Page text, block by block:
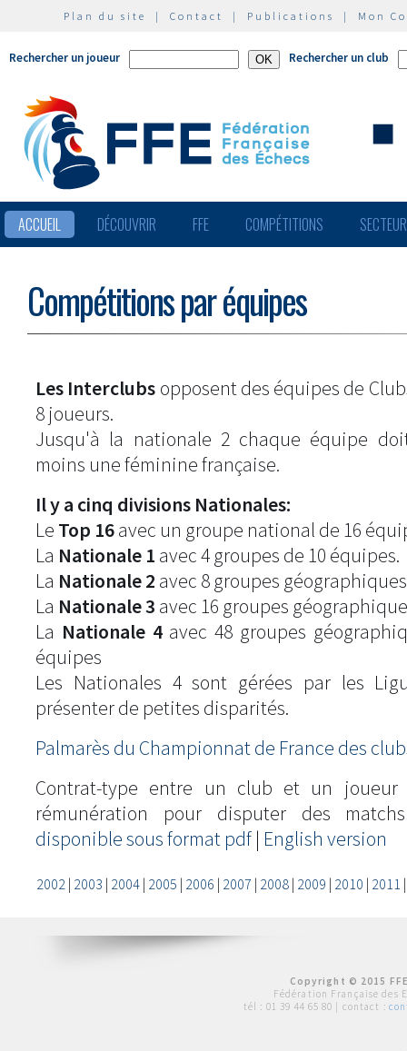
Plan du site | Contact | Publications | Mon
Rechercher un joueur Rechercher un club
ACCUEIL DÉCOUVRIR FFE COMPÉTITIONS
Compétitions par équipes
Les Interclubs opposent des équipes de
8 joueurs.
Jusqu'à la nationale 2 chaque équipe
moins une féminine française.
Il y a cinq divisions Nationales:
Le Top 16avec un groupe national de 16
La Nationale 1 avec 4 groupes de 10 équipes.
La Nationale 2 avec 8 groupes
La Nationale 3 avec 16 groupes
La Nationale 4avec 48 groupes
équipes
Les Nationales 4 sont gérées par les
présenter de petites disparités.
Palmarès du Championnat de France des
Contrat-type entre un club et un joueur
rémunération pour disputer des
disponible sous format pdf | English version
2002| 2003 | 2004| 2005 | 2006 | 2007 | 2008| 2009 | 2010 | 2011
Copyright © 2015
Fédération Française des
tél : 01 39 44 65 80 | contact :